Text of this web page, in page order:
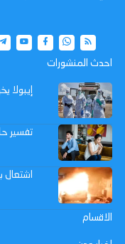
احدث المنشورات
إيبولا
تفسير
الاقسام